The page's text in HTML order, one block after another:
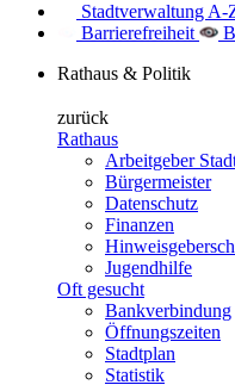
Stadtverwaltung A-
Barrierefreiheit
Rathaus & Politik
zurück
Rathaus
Arbeitgeber
Bürgermeister
Datenschutz
Finanzen
Jugendhilfe
Oft gesucht
Bankverbindung
Öffnungszeiten
Stadtplan
Statistik